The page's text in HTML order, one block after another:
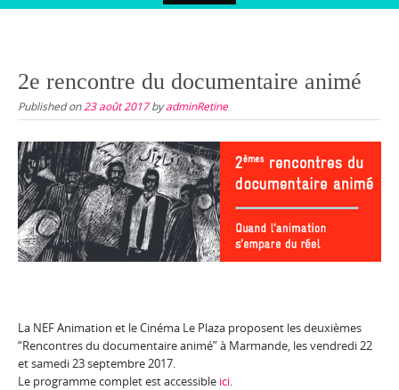
content
2e rencontre du documentaire animé
Published on23 août 2017byadminRetine
La NEF Animation et le Cinéma Le Plaza proposent les deuxièmes
“Rencontres du documentaire animé” à Marmande, les vendredi 22
et samedi 23 septembre 2017.
Le programme complet est accessible ici